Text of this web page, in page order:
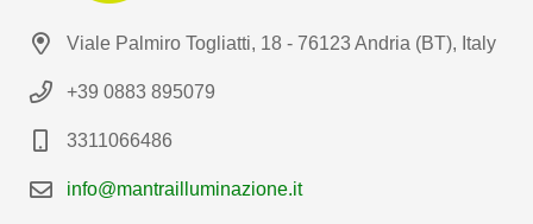
Viale Palmiro Togliatti, 18 - 76123 Andria (BT), Italy
+39 0883 895079
3311066486
info@mantrailluminazione.it